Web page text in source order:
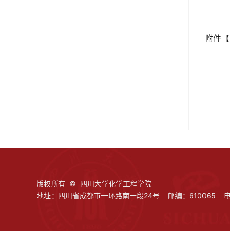
附件【
版权所有 © 四川大学化学工程学院
地址：四川省成都市一环路南一段24号 邮编：610065